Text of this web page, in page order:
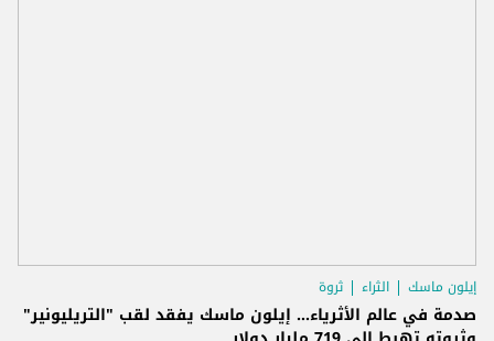
إيلون ماسك الثراء ثروة
صدمة في عالم الأثرياء… إيلون ماسك يفقد لقب "التريليونير"